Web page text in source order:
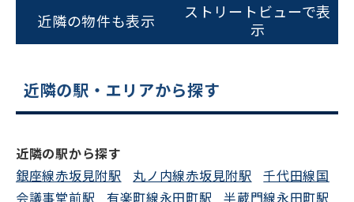
0120-620-213
近隣の物件も表示
ストリートビューで表
示
近隣の駅・エリアから探す
近隣の駅から探す
銀座線赤坂見附駅
丸ノ内線赤坂見附駅
千代田線国
会議事堂前駅
有楽町線永田町駅
半蔵門線永田町駅